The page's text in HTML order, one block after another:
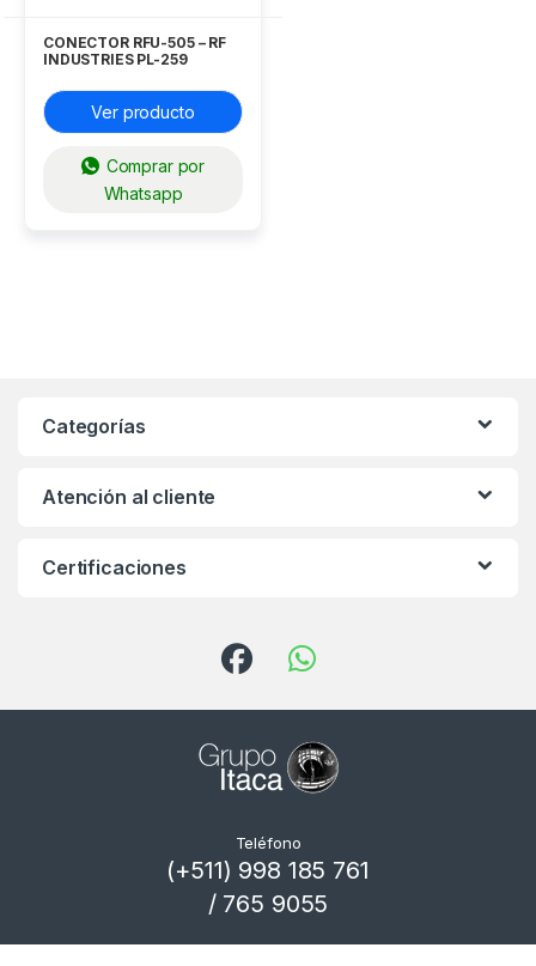
CONECTOR RFU-505 – RF
INDUSTRIES PL-259
Ver producto
Comprar por
Whatsapp
Categorías
Atención al cliente
Certificaciones
Teléfono
(+511) 998 185 761
/ 765 9055